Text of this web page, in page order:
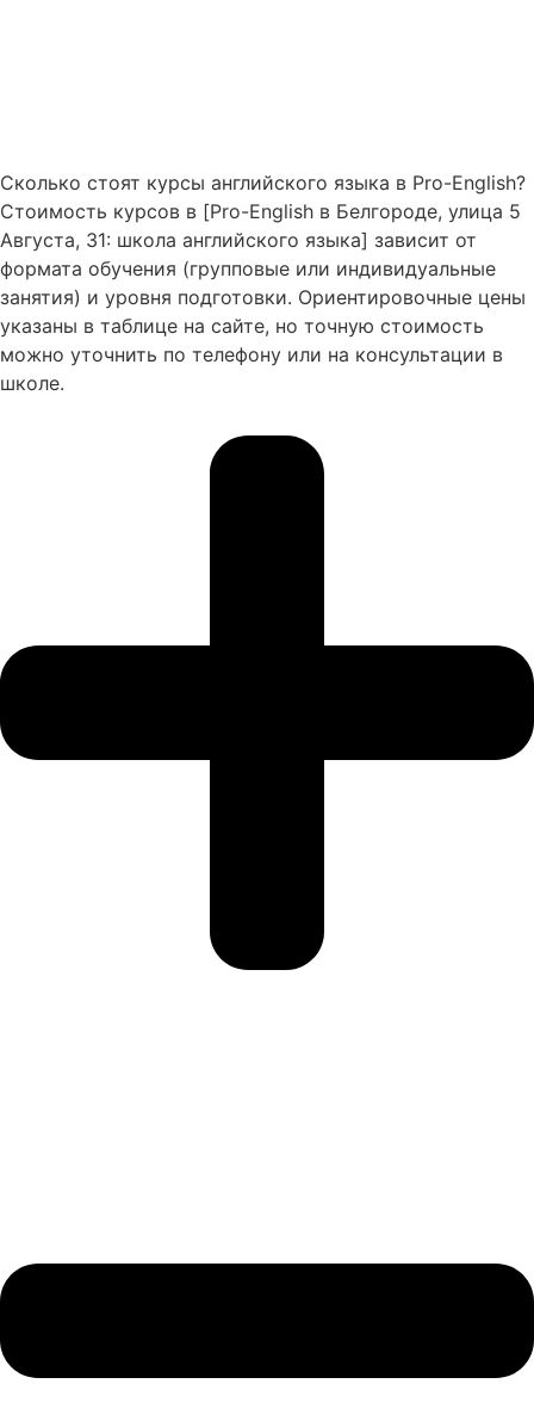
Сколько стоят курсы английского языка в Pro-English?
Стоимость курсов в [Pro-English в Белгороде, улица 5
Августа, 31: школа английского языка] зависит от
формата обучения (групповые или индивидуальные
занятия) и уровня подготовки. Ориентировочные цены
указаны в таблице на сайте, но точную стоимость
можно уточнить по телефону или на консультации в
школе.